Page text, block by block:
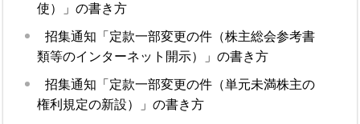
使）」の書き方
招集通知「定款一部変更の件（株主総会参考書
類等のインターネット開示）」の書き方
招集通知「定款一部変更の件（単元未満株主の
権利規定の新設）」の書き方